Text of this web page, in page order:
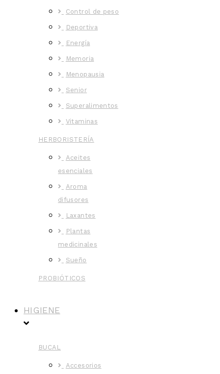
Control de peso
Deportiva
Energía
Memoria
Menopausia
Senior
Superalimentos
Vitaminas
HERBORISTERÍA
Aceites
esenciales
Aroma
difusores
Laxantes
Plantas
medicinales
Sueño
PROBIÓTICOS
HIGIENE
BUCAL
Accesorios